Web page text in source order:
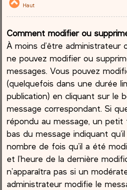
Haut
Comment modifier ou
À moins d’être administrateur
ne pouvez modifier ou
messages. Vous pouvez
(quelquefois dans une durée
publication) en cliquant sur le
message correspondant. Si
répondu au message, un petit
bas du message indiquant
nombre de fois qu’il a été
et l’heure de la dernière
n’apparaîtra pas si un
administrateur modifie le